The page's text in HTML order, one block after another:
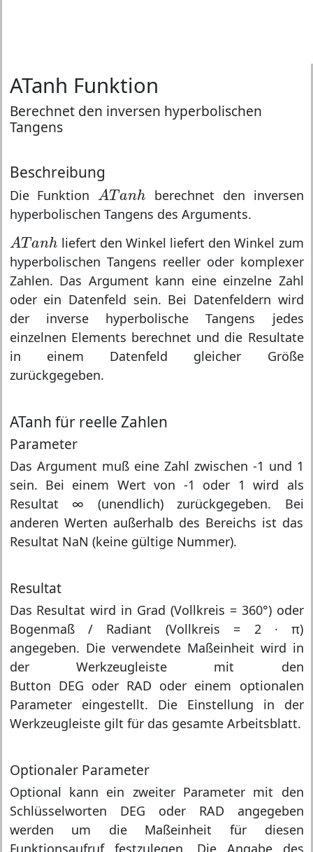
ATanh Funktion
Berechnet den inversen hyperbolischen
Tangens
Beschreibung
Die Funktion AT anh
ATanh
berechnet den inversen
hyperbolischen Tangens des Arguments.
AT anh
ATanh
liefert den Winkel liefert den Winkel zum
hyperbolischen Tangens reeller oder komplexer
Zahlen. Das Argument kann eine einzelne Zahl
oder ein Datenfeld sein. Bei Datenfeldern wird
der inverse hyperbolische Tangens jedes
einzelnen Elements berechnet und die Resultate
in einem Datenfeld gleicher Größe
zurückgegeben.
ATanh für reelle Zahlen
Parameter
Das Argument muß eine Zahl zwischen -1 und 1
sein. Bei einem Wert von -1 oder 1 wird als
Resultat ∞ (unendlich) zurückgegeben. Bei
anderen Werten außerhalb des Bereichs ist das
Resultat NaN (keine gültige Nummer).
Resultat
Das Resultat wird in Grad (Vollkreis = 360°) oder
Bogenmaß / Radiant (Vollkreis = 2 · π)
angegeben. Die verwendete Maßeinheit wird in
der Werkzeugleiste mit den
Button DEG oder RAD oder einem optionalen
Parameter eingestellt. Die Einstellung in der
Werkzeugleiste gilt für das gesamte Arbeitsblatt.
Optionaler Parameter
Optional kann ein zweiter Parameter mit den
Schlüsselworten DEG oder RAD angegeben
werden um die Maßeinheit für diesen
Funktionsaufruf festzulegen. Die Angabe des